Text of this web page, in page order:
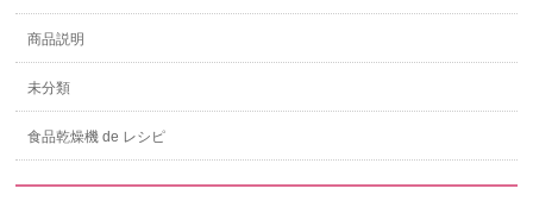
商品説明
未分類
食品乾燥機 de レシピ